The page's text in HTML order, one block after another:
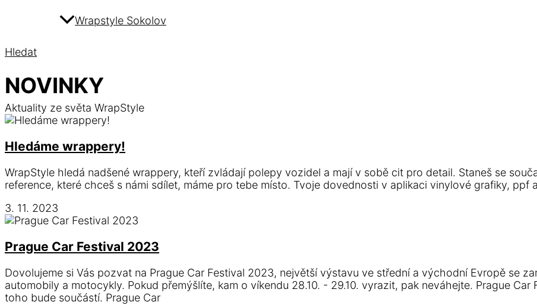
Wrapstyle Sokolov
Hledat
NOVINKY
Aktuality ze světa WrapStyle
Hledáme wrappery!
WrapStyle hledá nadšené wrappery, kteří zvládají polepy vozidel a mají v sobě cit pro detail. Staneš se
reference, které chceš s námi sdílet, máme pro tebe místo. Tvoje dovednosti v aplikaci vinylové grafiky, ppf
3. 11. 2023
Prague Car Festival 2023
Dovolujeme si Vás pozvat na Prague Car Festival 2023, největší výstavu ve střední a východní Evropě se
automobily a motocykly. Pokud přemýšlíte, kam o víkendu 28.10. - 29.10. vyrazit, pak neváhejte. Prague
toho bude součástí. Prague Car